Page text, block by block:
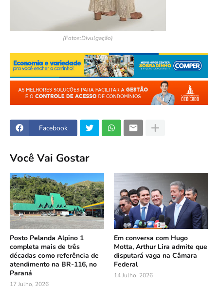
(Fotos:Divulgação)
Facebook
Você Vai Gostar
Posto Pelanda Alpino 1
completa mais de três
décadas como referência de
atendimento na BR-116, no
Paraná
17 Julho, 2026
Em conversa com Hugo
Motta, Arthur Lira admite que
disputará vaga na Câmara
Federal
14 Julho, 2026